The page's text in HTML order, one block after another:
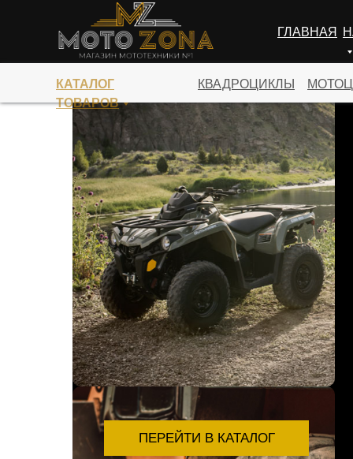
ГЛАВНАЯ
КАТАЛОГ
ТОВАРОВ
КВАДРОЦИКЛЫ
ПЕРЕЙТИ В КАТАЛОГ
ПЕРЕЙТИ В КАТАЛОГ